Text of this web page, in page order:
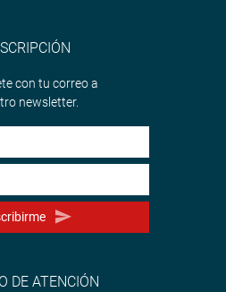
con tu correo a
newsletter.
DE ATENCIÓN